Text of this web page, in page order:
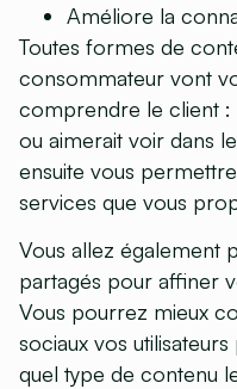
Améliore la
Toutes formes de
consommateur vont
comprendre le client :
ou aimerait voir dans
ensuite vous
services que vous
Vous allez également
partagés pour affiner
Vous pourrez mieux
sociaux vos
quel type de contenu